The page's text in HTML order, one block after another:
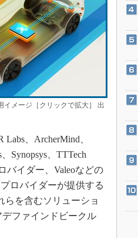
イメージ［クリックで拡大］ 出
、ArcherMind、
Synopsys、TTTech
バイダー、Valeoなどの
ロバイダーが提供する
らを含むソリューショ
ファインドビークル